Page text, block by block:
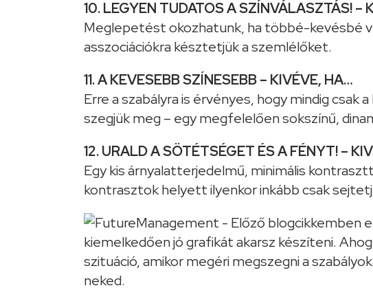
10. LEGYEN TUDATOS A SZÍNVÁLASZTÁS! –
Meglepetést okozhatunk, ha többé-kevésbé
asszociációkra késztetjük a szemlélőket.
11. A KEVESEBB SZÍNESEBB – KIVÉVE, HA…
Erre a szabályra is érvényes, hogy mindig
szegjük meg – egy megfelelően sokszínű,
12. URALD A SÖTÉTSÉGET ÉS A FÉNYT! –
Egy kis árnyalatterjedelmű, minimális
kontrasztok helyett ilyenkor inkább csak